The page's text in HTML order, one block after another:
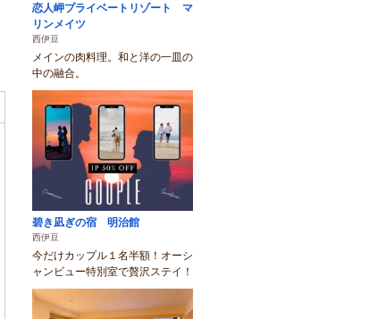
恋人岬プライベートリゾート マ
リンメイツ
西伊豆
メインの肉料理。和と洋の一皿の
中の融合。
碧き凪ぎの宿 明治館
西伊豆
今だけカップル１名半額！オーシ
ャンビュー特別室で贅沢ステイ！